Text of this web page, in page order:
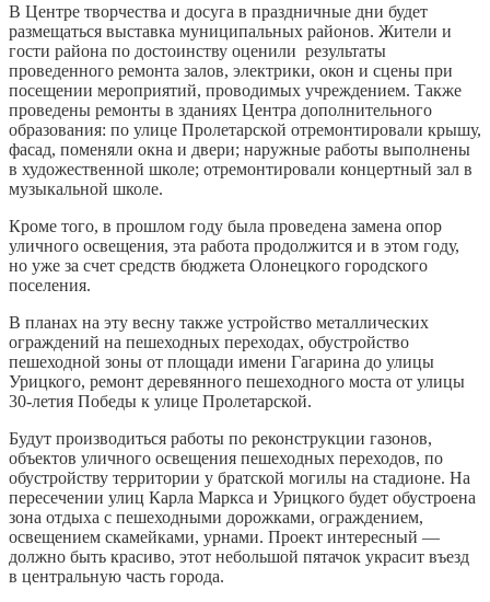
В Центре творчества и досуга в праздничные дни будет
размещаться выставка муниципальных районов. Жители и
гости района по достоинству оценили результаты
проведенного ремонта залов, электрики, окон и сцены при
посещении мероприятий, проводимых учреждением. Также
проведены ремонты в зданиях Центра дополнительного
образования: по улице Пролетарской отремонтировали крышу,
фасад, поменяли окна и двери; наружные работы выполнены
в художественной школе; отремонтировали концертный зал в
музыкальной школе.
Кроме того, в прошлом году была проведена замена опор
уличного освещения, эта работа продолжится и в этом году,
но уже за счет средств бюджета Олонецкого городского
поселения.
В планах на эту весну также устройство металлических
ограждений на пешеходных переходах, обустройство
пешеходной зоны от площади имени Гагарина до улицы
Урицкого, ремонт деревянного пешеходного моста от улицы
30-летия Победы к улице Пролетарской.
Будут производиться работы по реконструкции газонов,
объектов уличного освещения пешеходных переходов, по
обустройству территории у братской могилы на стадионе. На
пересечении улиц Карла Маркса и Урицкого будет обустроена
зона отдыха с пешеходными дорожками, ограждением,
освещением скамейками, урнами. Проект интересный —
должно быть красиво, этот небольшой пятачок украсит въезд
в центральную часть города.